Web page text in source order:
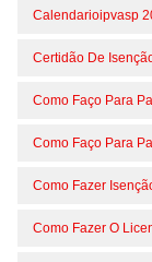
Calendarioipvasp
Certidão De
Como Faço Para
Como Faço Para
Como Fazer
Como Fazer O